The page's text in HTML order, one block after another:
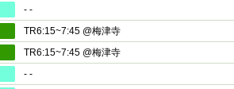
- -
TR6:15~7:45 @梅津寺
TR6:15~7:45 @梅津寺
- -